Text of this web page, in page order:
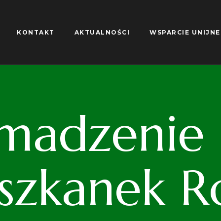
KONTAKT AKTUALNOŚCI WSPARCIE UNIJNE